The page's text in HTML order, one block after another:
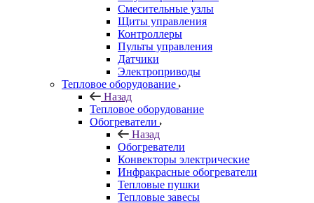
Смесительные узлы
Щиты управления
Контроллеры
Пульты управления
Датчики
Электроприводы
Тепловое оборудование
Назад
Тепловое оборудование
Обогреватели
Назад
Обогреватели
Конвекторы электрические
Инфракрасные обогреватели
Тепловые пушки
Тепловые завесы